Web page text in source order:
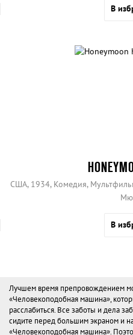
В
США, 1934, Комедия,
В
Лучшем время препровождением
«Человекоподобная машина»,
расслабиться. Все заботы и дела
сидите перед большим экраном и
«Человекоподобная машина».